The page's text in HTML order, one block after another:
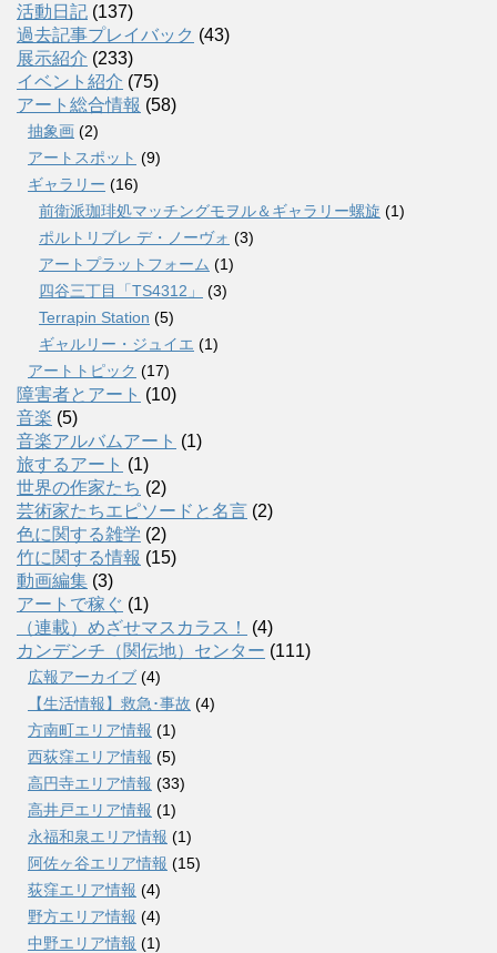
活動日記 (137)
過去記事プレイバック (43)
展示紹介 (233)
イベント紹介 (75)
アート総合情報 (58)
抽象画 (2)
アートスポット (9)
ギャラリー (16)
前衛派珈琲処マッチングモヲル＆ギャラリー螺旋 (1)
ポルトリブレ デ・ノーヴォ (3)
アートプラットフォーム (1)
四谷三丁目「TS4312」
(3)
Terrapin Station (5)
ギャルリー・ジュイエ (1)
アートトピック (17)
障害者とアート (10)
音楽 (5)
音楽アルバムアート (1)
旅するアート (1)
世界の作家たち (2)
芸術家たちエピソードと名言 (2)
色に関する雑学 (2)
竹に関する情報 (15)
動画編集 (3)
アートで稼ぐ (1)
（連載）めざせマスカラス！
(4)
カンデンチ（関伝地）センター (111)
広報アーカイブ (4)
【生活情報】救急･事故 (4)
方南町エリア情報 (1)
西荻窪エリア情報 (5)
高円寺エリア情報 (33)
高井戸エリア情報 (1)
永福和泉エリア情報 (1)
阿佐ヶ谷エリア情報 (15)
荻窪エリア情報 (4)
野方エリア情報 (4)
中野エリア情報 (1)